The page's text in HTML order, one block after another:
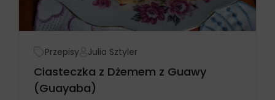
Przepisy Julia Sztyler
Ciasteczka z Dżemem z Guawy
(Guayaba)